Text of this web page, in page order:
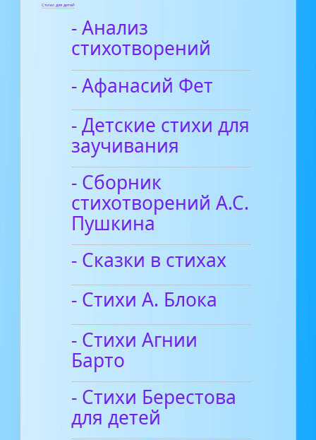
Стихи для детей
- Анализ
стихотворений
- Афанасий Фет
- Детские стихи для
заучивания
- Сборник
стихотворений А.С.
Пушкина
- Сказки в стихах
- Стихи А. Блока
- Стихи Агнии
Барто
- Стихи Берестова
для детей